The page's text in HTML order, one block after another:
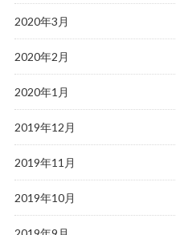
2020年3月
2020年2月
2020年1月
2019年12月
2019年11月
2019年10月